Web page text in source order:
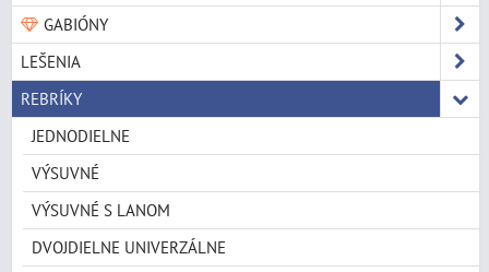
GABIÓNY
LEŠENIA
REBRÍKY
JEDNODIELNE
VÝSUVNÉ
VÝSUVNÉ S LANOM
DVOJDIELNE UNIVERZÁLNE